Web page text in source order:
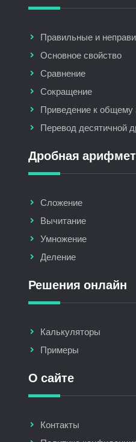
Правильные и
Основное свойство
Сравнение
Сокращение
Приведение к общему
Перевод десятичной
Дробная
Сложение
Вычитание
Умножение
Деление
Решения онлайн
Калькуляторы
Примеры
О сайте
Контакты